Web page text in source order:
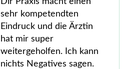
sehr kompetendten
Eindruck und die Ärztin
hat mir super
weitergeholfen. Ich kann
nichts Negatives sagen.